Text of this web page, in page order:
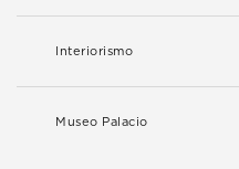
Interiorismo
Museo Palacio